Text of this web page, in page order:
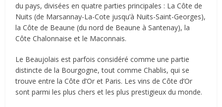
du pays, divisées en quatre parties principales : La Côte de
Nuits (de Marsannay-La-Cote jusqu’à Nuits-Saint-Georges),
la Côte de Beaune (du nord de Beaune à Santenay), la
Côte Chalonnaise et le Maconnais.
Le Beaujolais est parfois considéré comme une partie
distincte de la Bourgogne, tout comme Chablis, qui se
trouve entre la Côte d’Or et Paris. Les vins de Côte d’Or
sont parmi les plus chers et les plus prestigieux du monde.